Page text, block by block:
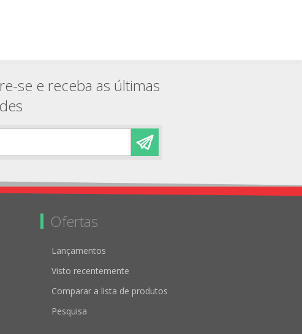
se e receba as últimas
Ofertas
Lançamentos
Visto recentemente
Comparar a lista de produtos
Pesquisa